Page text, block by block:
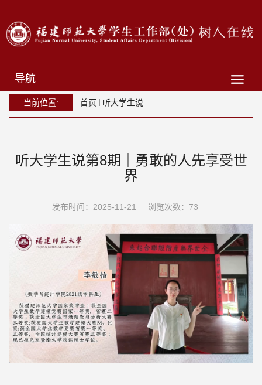
导航
当前位置: 首页 听大学生说
听大学生说第8期｜勇敢的人先享受世
界
发布时间：2025-11-21 浏览次数： 73